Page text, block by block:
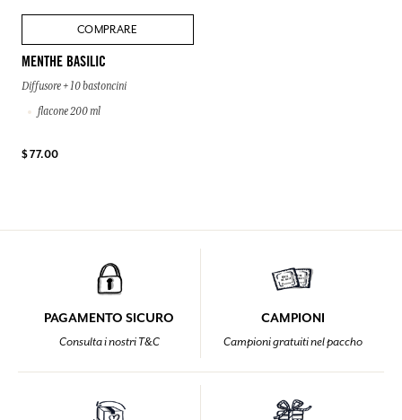
COMPRARE
MENTHE BASILIC
Diffusore + 10 bastoncini
flacone 200 ml
$ 77.00
PAGAMENTO SICURO
Consulta i nostri T&C
CAMPIONI
Campioni gratuiti nel paccho